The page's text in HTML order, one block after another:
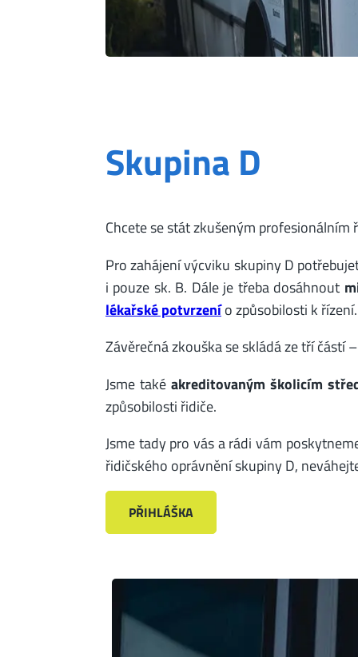
Skupina D
Chcete se stát zkušeným profesionálním
Pro zahájení výcviku skupiny D
i pouze sk. B. Dále je třeba dosáhnout
lékařské potvrzenío způsobilosti k řízení.
Závěrečná zkouška se skládá ze tří částí
Jsme také akreditovaným školicím
způsobilosti řidiče.
Jsme tady pro vás a rádi vám
řidičského oprávnění skupiny D,
PŘIHLÁŠKA